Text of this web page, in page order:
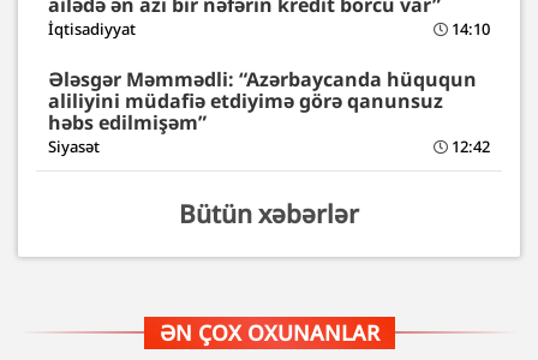
İqtisadiyyat 14:10
Ələsgər Məmmədli: “Azərbaycanda hüququn
aliliyini müdafiə etdiyimə görə qanunsuz
həbs edilmişəm”
Siyasət 12:42
Bütün xəbərlər
ƏN ÇOX OXUNANLAR